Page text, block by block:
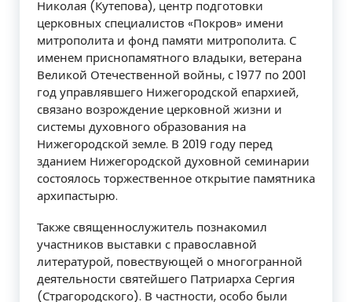
Николая (Кутепова), центр подготовки
церковных специалистов «Покров» имени
митрополита и фонд памяти митрополита. С
именем приснопамятного владыки, ветерана
Великой Отечественной войны, с 1977 по 2001
год управлявшего Нижегородской епархией,
связано возрождение церковной жизни и
системы духовного образования на
Нижегородской земле. В 2019 году перед
зданием Нижегородской духовной семинарии
состоялось торжественное открытие памятника
архипастырю.
Также священнослужитель познакомил
участников выставки с православной
литературой, повествующей о многогранной
деятельности святейшего Патриарха Сергия
(Страгородского). В частности, особо были